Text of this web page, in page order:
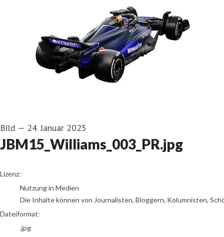
Bild — 24. Januar 2025
JBM15_Williams_003_PR.jpg
go to media item
Lizenz:
Nutzung in Medien
Die Inhalte können von Journalisten, Bloggern, Kolumnisten,
Dateiformat:
.jpg